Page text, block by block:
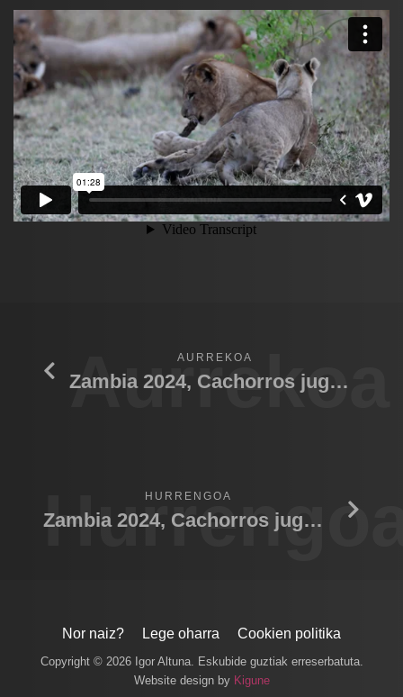
Aurrekoa
AURREKOA
Zambia 2024, Cachorros jugando 01
HURRENGOA
Zambia 2024, Cachorros jugando 03
Nor naiz? Lege oharra Cookien politika
Copyright © 2026 Igor Altuna. Eskubide guztiak erreserbatuta.
Website design by Kigune